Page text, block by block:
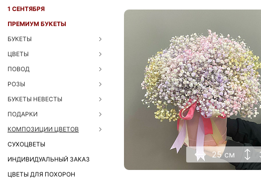
ПОДАРКИ
КОМПОЗИЦИИ ЦВЕТОВ
СУХОЦВЕТЫ
ИНДИВИДУАЛЬНЫЙ ЗАКАЗ
ЦВЕТЫ ДЛЯ ПОХОРОН
1 СЕНТЯБРЯ
ПРЕМИУМ БУКЕТЫ
БУКЕТЫ
ЦВЕТЫ
ПОВОД
РОЗЫ
БУКЕТЫ НЕВЕСТЫ
ПОДАРКИ
КОМПОЗИЦИИ ЦВЕТОВ
СУХОЦВЕТЫ
ИНДИВИДУАЛЬНЫЙ ЗАКАЗ
ЦВЕТЫ ДЛЯ ПОХОРОН
25 см